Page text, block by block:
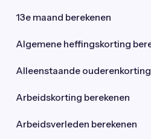
13e maand berekenen
Algemene heffingskorting
Alleenstaande
Arbeidskorting berekenen
Arbeidsverleden berekenen